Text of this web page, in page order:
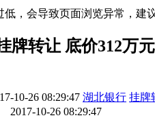
，会导致页面浏览异常，建
牌转让 底价312万元
10-26 08:29:47 湖北银行 挂牌
10-26 08:29:47